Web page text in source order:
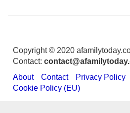
Copyright © 2020
Contact:
About
Contact Privacy Policy
Cookie Policy (EU)